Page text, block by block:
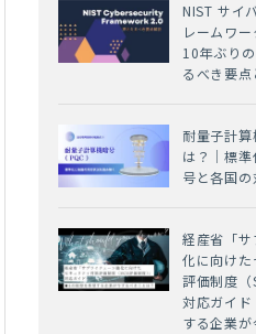
NIST サイ
レームワ
10年ぶり
るべき要点
耐量子計算
は？｜標
号と各国
経産省「
化に向け
評価制度（
対応ガイ
する企業